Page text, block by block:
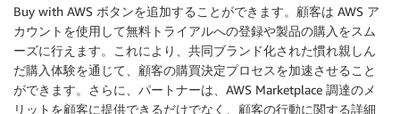
Buy with AWS ボタンを追加することができます。顧客は AWS ア
カウントを使用して無料トライアルへの登録や製品の購入をスム
ーズに行えます。これにより、共同ブランド化された慣れ親しん
だ購入体験を通じて、顧客の購買決定プロセスを加速させること
ができます。さらに、パートナーは、AWS Marketplace 調達のメ
リットを顧客に提供できるだけでなく、顧客の行動に関する詳細